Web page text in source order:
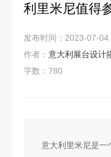
利里米尼值得
发布时间：2023-07-04
作者： 意大利展台设计
字数：780
意大利里米尼是一